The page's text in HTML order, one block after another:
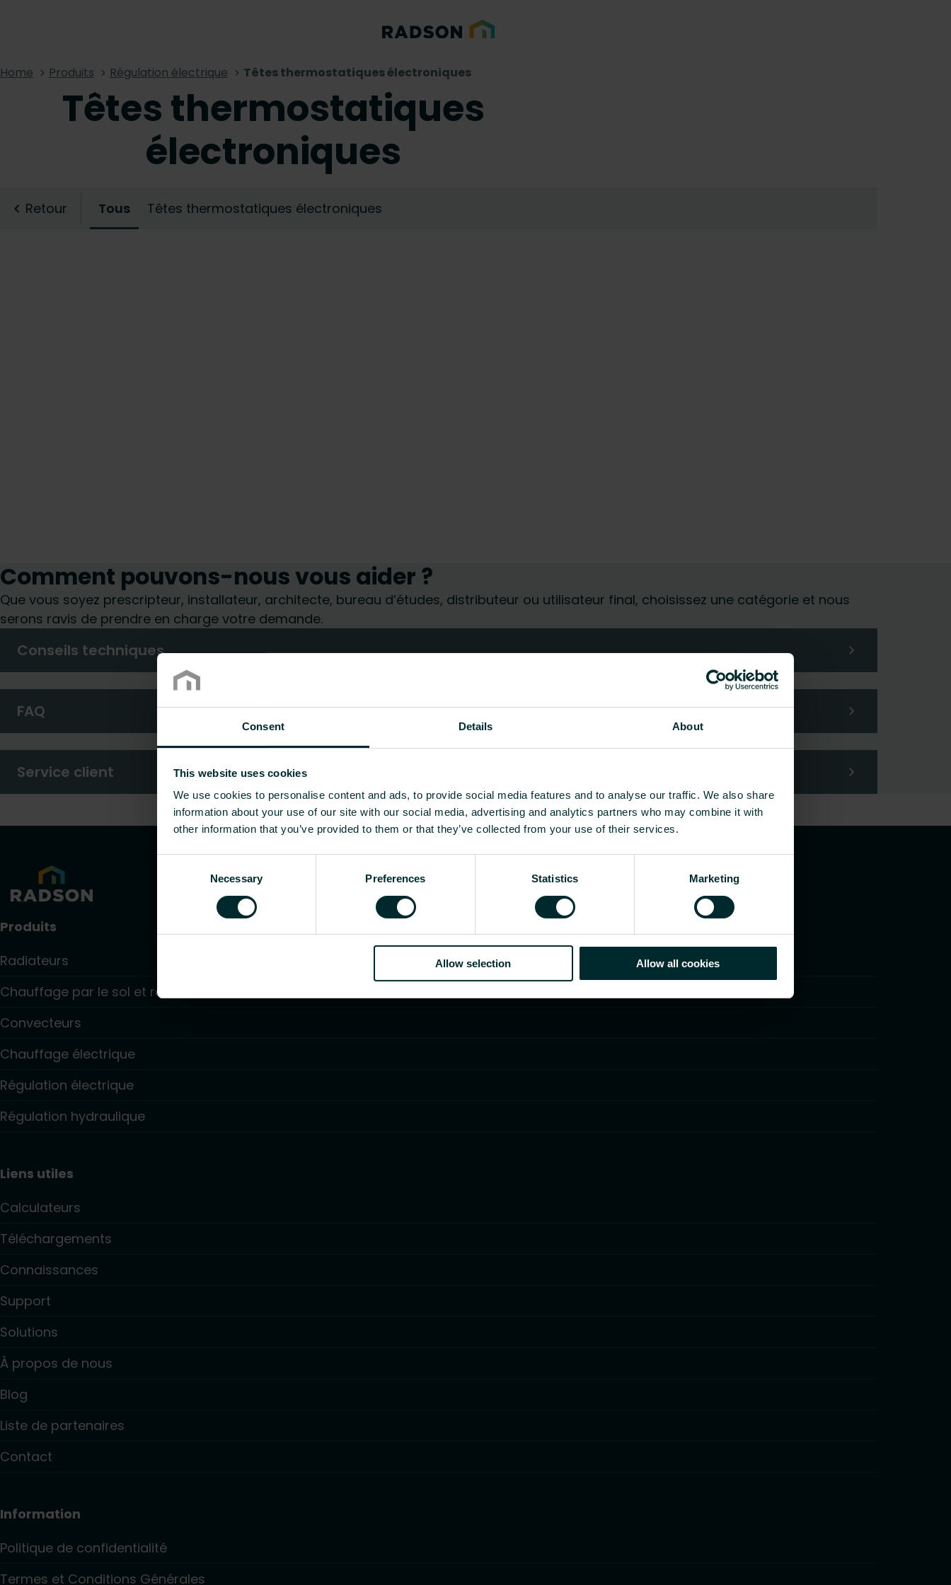
Consent Details About
This website uses cookies
We use cookies to personalise content and ads, to provide social media features and to analyse our traffic. We also share
information about your use of our site with our social media, advertising and analytics partners who may combine it with
other information that you’ve provided to them or that they’ve collected from your use of their services.
Necessary Preferences Statistics Marketing
Allow selection Allow all cookies
Home Produits Régulation électrique Têtes thermostatiques électroniques
Têtes thermostatiques
électroniques
Retour Tous Têtes thermostatiques électroniques
Comment pouvons-nous vous aider ?
Que vous soyez prescripteur, installateur, architecte, bureau d’études, distributeur ou utilisateur final, choisissez une catégorie et nous
serons ravis de prendre en charge votre demande.
Conseils techniques
FAQ
Service client
Produits
Radiateurs
Chauffage par le sol et raffraîchissant
Convecteurs
Chauffage électrique
Régulation électrique
Régulation hydraulique
Liens utiles
Calculateurs
Téléchargements
Connaissances
Support
Solutions
À propos de nous
Blog
Liste de partenaires
Contact
Information
Politique de confidentialité
Termes et Conditions Générales